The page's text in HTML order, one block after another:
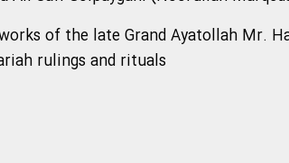
of the late Grand Ayatollah Mr.
rulings and rituals